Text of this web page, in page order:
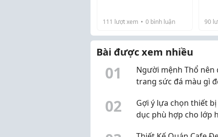
hiện nay? Cùng New Gem
tham khảo bài viết dưới
đây để tìm hiểu về ma...
111 lượt xem 0 bình luận
cho
90
Bài được xem nhiều
01
Người mệnh Thổ nên
trang sức đá màu gì
02
Gợi ý lựa chọn thiết
dục phù hợp cho lớp